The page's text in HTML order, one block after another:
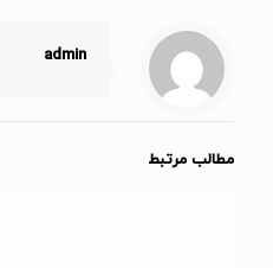
admin
مطالب مرتبط